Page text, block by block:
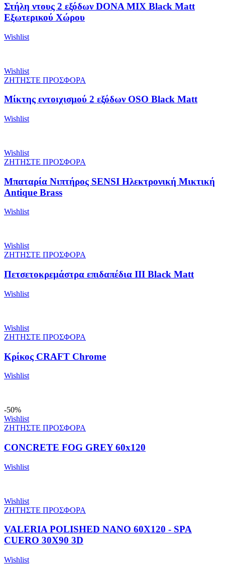
Στήλη ντους 2 εξόδων DONA MIX Black Matt
Εξωτερικού Χώρου
Wishlist
Wishlist
ΖΗΤΗΣΤΕ ΠΡΟΣΦΟΡΑ
Μίκτης εντοιχισμού 2 εξόδων OSO Black Matt
Wishlist
Wishlist
ΖΗΤΗΣΤΕ ΠΡΟΣΦΟΡΑ
Μπαταρία Νιπτήρος SENSI Ηλεκτρονική Μικτική
Antique Brass
Wishlist
Wishlist
ΖΗΤΗΣΤΕ ΠΡΟΣΦΟΡΑ
Πετσετοκρεμάστρα επιδαπέδια ΙΙΙ Black Matt
Wishlist
Wishlist
ΖΗΤΗΣΤΕ ΠΡΟΣΦΟΡΑ
Κρίκος CRAFT Chrome
Wishlist
-50%
Wishlist
ΖΗΤΗΣΤΕ ΠΡΟΣΦΟΡΑ
CONCRETE FOG GREY 60x120
Wishlist
Wishlist
ΖΗΤΗΣΤΕ ΠΡΟΣΦΟΡΑ
VALERIA POLISHED NANO 60X120 - SPA
CUERO 30X90 3D
Wishlist